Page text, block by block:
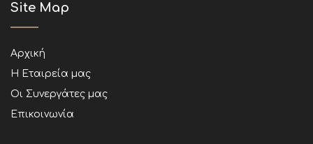
Site Map
Αρχική
Η Εταιρεία μας
Οι Συνεργάτες μας
Επικοινωνία